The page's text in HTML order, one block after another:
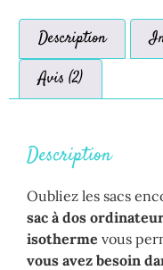
Description
Avis (2)
Description
Oubliez les sacs
sac à dos
isotherme vous
vous avez besoin